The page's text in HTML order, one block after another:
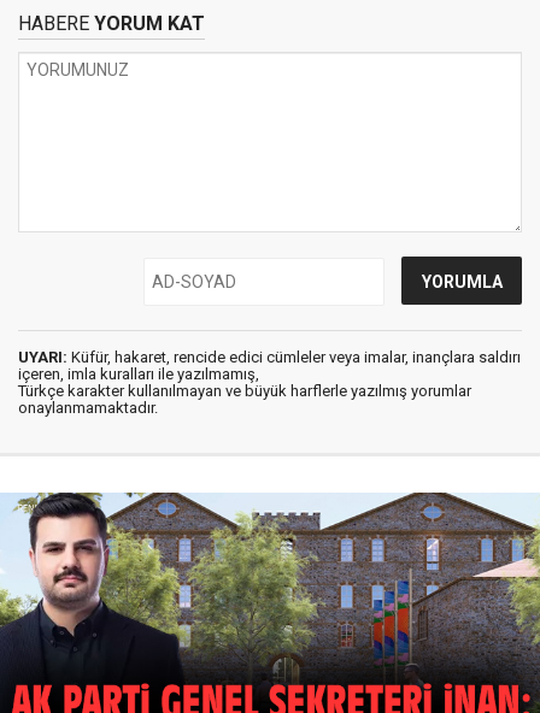
HABERE YORUM KAT
UYARI: Küfür, hakaret, rencide edici cümleler veya imalar, inançlara saldırı
içeren, imla kuralları ile yazılmamış,
Türkçe karakter kullanılmayan ve büyük harflerle yazılmış yorumlar
onaylanmamaktadır.